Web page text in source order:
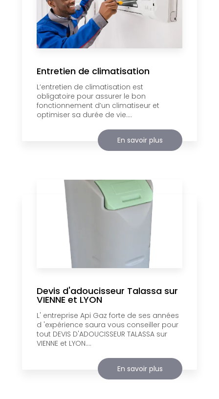
Entretien de climatisation
L’entretien de climatisation est
obligatoire pour assurer le bon
fonctionnement d’un climatiseur et
optimiser sa durée de vie....
En savoir plus
Devis d'adoucisseur Talassa sur
VIENNE et LYON
L' entreprise Api Gaz forte de ses années
d 'expérience saura vous conseiller pour
tout DEVIS D'ADOUCISSEUR TALASSA sur
VIENNE et LYON....
En savoir plus